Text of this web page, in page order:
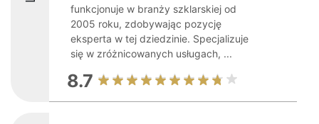
funkcjonuje w branży szklarskiej od
2005 roku, zdobywając pozycję
eksperta w tej dziedzinie. Specjalizuje
się w zróżnicowanych usługach, ...
8.7